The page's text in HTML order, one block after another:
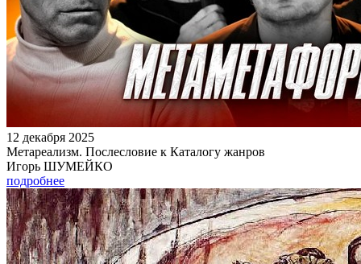
12 декабря 2025
Метареализм. Послесловие к Каталогу жанров
Игорь ШУМЕЙКО
подробнее